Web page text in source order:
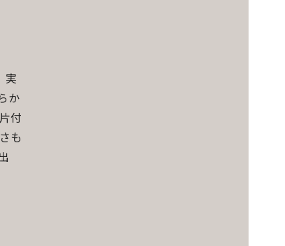
実
か
付
も